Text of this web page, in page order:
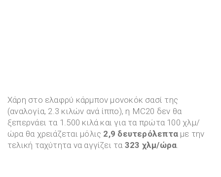
Χάρη στο ελαφρύ κάρμπον μονοκόκ σασί της
(αναλογία, 2.3 κιλών ανά ίππο), η MC20 δεν θα
ξεπερνάει τα 1.500 κιλά και για τα πρώτα 100 χλμ/
ώρα θα χρειάζεται μόλις 2,9 δευτερόλεπτα με την
τελική ταχύτητα να αγγίζει τα 323 χλμ/ώρα.